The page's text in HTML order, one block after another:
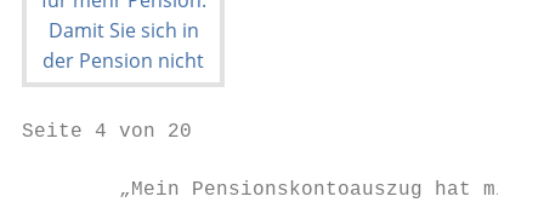
Seite 4 von 20
        „Mein Pensionskontoauszug hat mich